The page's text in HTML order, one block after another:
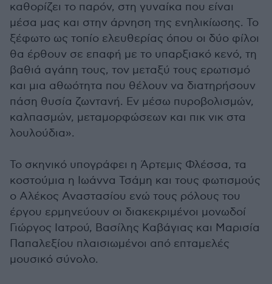
καθορίζει το παρόν, στη γυναίκα που είναι
μέσα μας και στην άρνηση της ενηλικίωσης. Το
ξέφωτο ως τοπίο ελευθερίας όπου οι δύο φίλοι
θα έρθουν σε επαφή με το υπαρξιακό κενό, τη
βαθιά αγάπη τους, τον μεταξύ τους ερωτισμό
και μια αθωότητα που θέλουν να διατηρήσουν
πάση θυσία ζωντανή. Εν μέσω πυροβολισμών,
καλπασμών, μεταμορφώσεων και πικ νικ στα
λουλούδια».
Το σκηνικό υπογράφει η Άρτεμις Φλέσσα, τα
κοστούμια η Ιωάννα Τσάμη και τους φωτισμούς
ο Αλέκος Αναστασίου ενώ τους ρόλους του
έργου ερμηνεύουν οι διακεκριμένοι μονωδοί
Γιώργος Ιατρού, Βασίλης Καβάγιας και Μαρισία
Παπαλεξίου πλαισιωμένοι από επταμελές
μουσικό σύνολο.